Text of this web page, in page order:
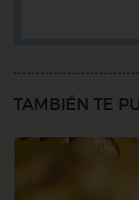
TAMBIÉN TE